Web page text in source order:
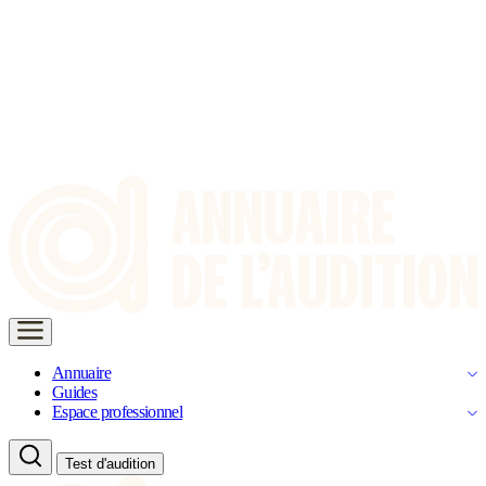
Annuaire
Guides
Espace professionnel
Test d'audition